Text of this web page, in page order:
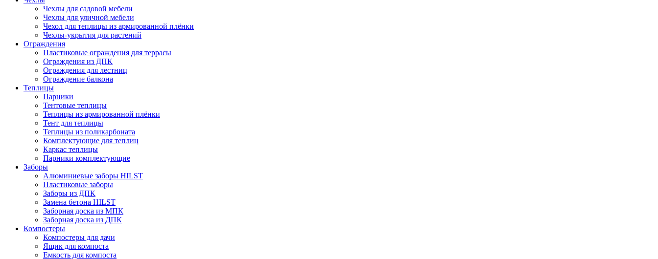
Чехлы для садовой мебели
Чехлы для уличной мебели
Чехол для теплицы из армированной плёнки
Чехлы-укрытия для растений
Ограждения
Пластиковые ограждения для террасы
Ограждения из ДПК
Ограждения для лестниц
Ограждение балкона
Теплицы
Парники
Тентовые теплицы
Теплицы из армированной плёнки
Тент для теплицы
Теплицы из поликарбоната
Комплектующие для теплиц
Каркас теплицы
Парники комплектующие
Заборы
Алюминиевые заборы HILST
Пластиковые заборы
Заборы из ДПК
Замена бетона HILST
Заборная доска из МПК
Заборная доска из ДПК
Компостеры
Компостеры для дачи
Ящик для компоста
Емкость для компоста